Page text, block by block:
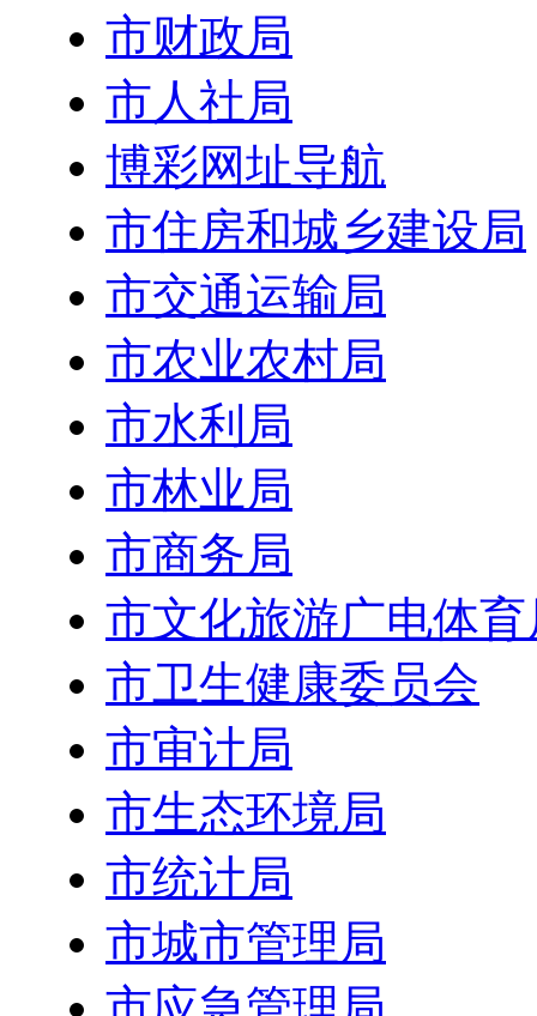
市财政局
市人社局
博彩网址导航
市住房和城乡建设局
市交通运输局
市农业农村局
市水利局
市林业局
市商务局
市文化旅游广电体育
市卫生健康委员会
市审计局
市生态环境局
市统计局
市城市管理局